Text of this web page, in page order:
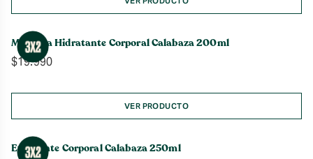
Manteca Hidratante Corporal Calabaza 200ml
$19.990
VER PRODUCTO
Exfoliante Corporal Calabaza 250ml